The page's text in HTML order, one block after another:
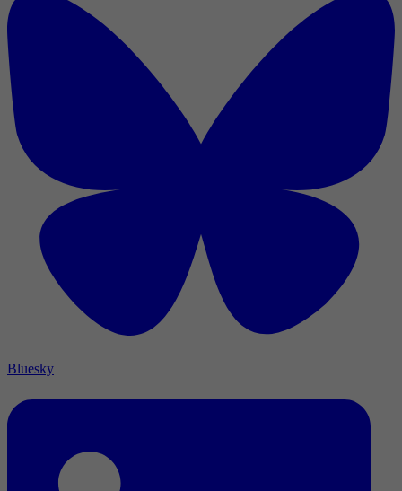
Bluesky